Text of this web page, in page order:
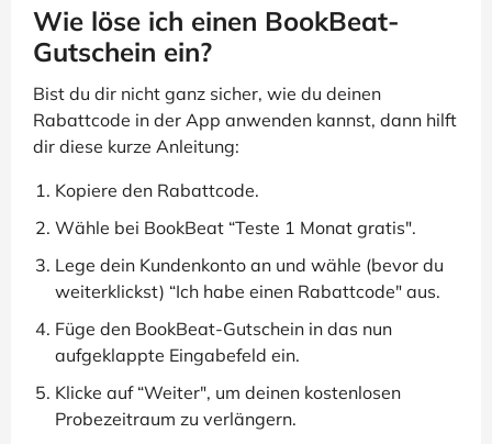
Wie löse ich einen BookBeat-
Gutschein ein?
Bist du dir nicht ganz sicher, wie du deinen
Rabattcode in der App anwenden kannst, dann hilft
dir diese kurze Anleitung:
Kopiere den Rabattcode.
Wähle bei BookBeat “Teste 1 Monat gratis".
Lege dein Kundenkonto an und wähle (bevor du
weiterklickst) “Ich habe einen Rabattcode" aus.
Füge den BookBeat-Gutschein in das nun
aufgeklappte Eingabefeld ein.
Klicke auf “Weiter", um deinen kostenlosen
Probezeitraum zu verlängern.